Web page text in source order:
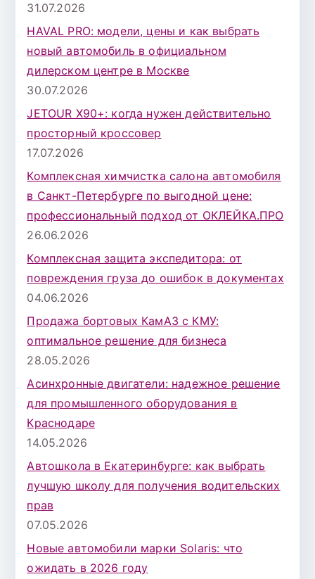
31.07.2026
HAVAL PRO: модели, цены и как выбрать
новый автомобиль в официальном
дилерском центре в Москве
30.07.2026
JETOUR X90+: когда нужен действительно
просторный кроссовер
17.07.2026
Комплексная химчистка салона автомобиля
в Санкт-Петербурге по выгодной цене:
профессиональный подход от ОКЛЕЙКА.ПРО
26.06.2026
Комплексная защита экспедитора: от
повреждения груза до ошибок в документах
04.06.2026
Продажа бортовых КамАЗ с КМУ:
оптимальное решение для бизнеса
28.05.2026
Асинхронные двигатели: надежное решение
для промышленного оборудования в
Краснодаре
14.05.2026
Автошкола в Екатеринбурге: как выбрать
лучшую школу для получения водительских
прав
07.05.2026
Новые автомобили марки Solaris: что
ожидать в 2026 году